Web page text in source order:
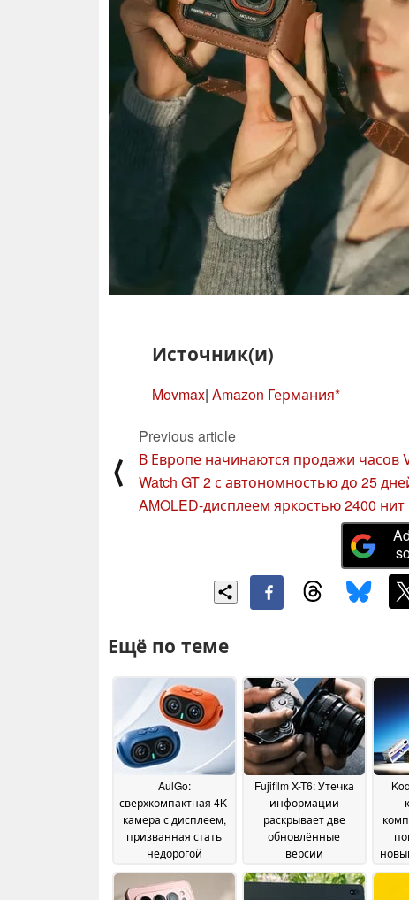
Источник(и)
Movmax| Amazon Германия
⟨
Previous article
В Европе начинаются продажи часов
Watch GT 2 с автономностью до 25
AMOLED-дисплеем яркостью 2400 нит
Ещё по теме
AulGo:
сверхкомпактная 4K-
камера с дисплеем,
призванная стать
недорогой
Insta36028 June 2026
Fujifilm X-T6: Утечка
информации
раскрывает две
обновлённые
версии
камеры нового